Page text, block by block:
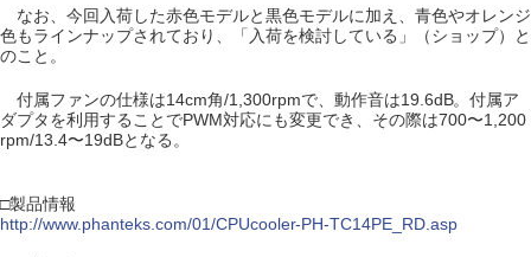
なお、今回入荷した赤色モデルと黒色モデルに加え、青色やオレンジ
色もラインナップされており、「入荷を検討している」（ショップ）と
のこと。
付属ファンの仕様は14cm角/1,300rpmで、動作音は19.6dB。付属ア
ダプタを利用することでPWM対応にも変更でき、その際は700〜1,200
rpm/13.4〜19dBとなる。
□製品情報
http://www.phanteks.com/01/CPUcooler-PH-TC14PE_RD.asp